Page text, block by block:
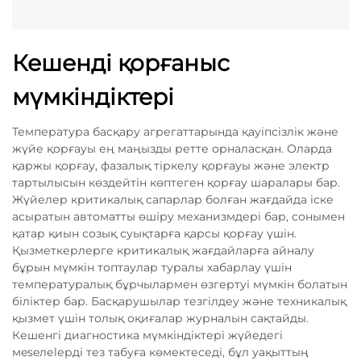
Кешенді қорғаныс
мүмкіндіктері
Температура басқару агрегаттарында қауіпсізлік және
жүйе қорғауы ең маңызды ретте орналасқан. Оларда
қаржы қорғау, фазалық тіркелу қорғауы және электр
тартылысын көздейтін көптеген қорғау шаралары бар.
Жүйелер критикалық сапарлар болған жағдайда іске
асыратын автоматты өшіру механизмдері бар, сонымен
қатар қиын созық суықтарға қарсы қорғау үшін.
Қызметкерлерге критикалық жағдайларға айналу
бұрын мүмкін топтаулар туралы хабарлау үшін
температуралық бұрчылармен өзгертуі мүмкін болатын
біліктер бар. Басқарушылар тезгілдеу және техникалық
қызмет үшін толық оқиғалар журналын сақтайды.
Кешенгі диагностика мүмкіндіктері жүйедегі
мeseлеlерді тез табуғa көмектеседі, бұл уақыттың